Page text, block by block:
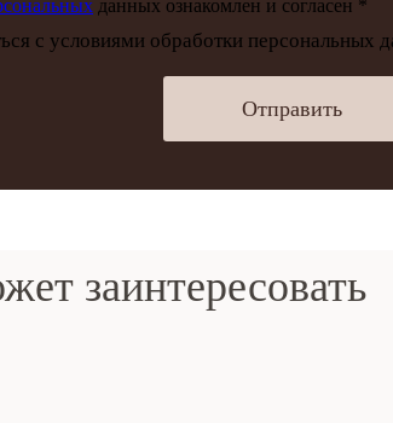
данных ознакомлен и согласен *
с условиями обработки персональных
Отправить
заинтересовать